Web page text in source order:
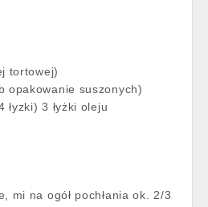
tortowej)
opakowanie suszonych)
łyzki) 3 łyżki oleju
mi na ogół pochłania ok. 2/3